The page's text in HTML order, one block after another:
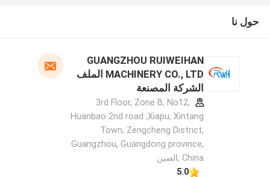
حول نا
GUANGZHOU RUIWEIHAN
MACHINERY CO., LTD الملف
الشركة المصنعة
3rd Floor, Zone B, No12,
Huanbao 2nd road ,Xiapu, Xintang
Town, Zengcheng District,
Guangzhou, Guangdong province,
China ,الصين
5.0